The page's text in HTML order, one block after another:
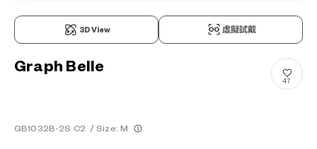
3D View 虛擬試戴
Graph Belle
GB1032B-2S C2 / Size: M
47